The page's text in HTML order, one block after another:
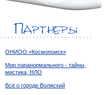
ОНИОО «Космопоиск»
Мир паранормального - тайны,
мистика, НЛО
Всё о городе Волжский